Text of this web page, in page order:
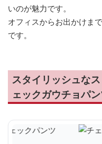
いのが魅力です。
オフィスからお出かけま
です。
スタイリッシュな
ェックガウチョパ